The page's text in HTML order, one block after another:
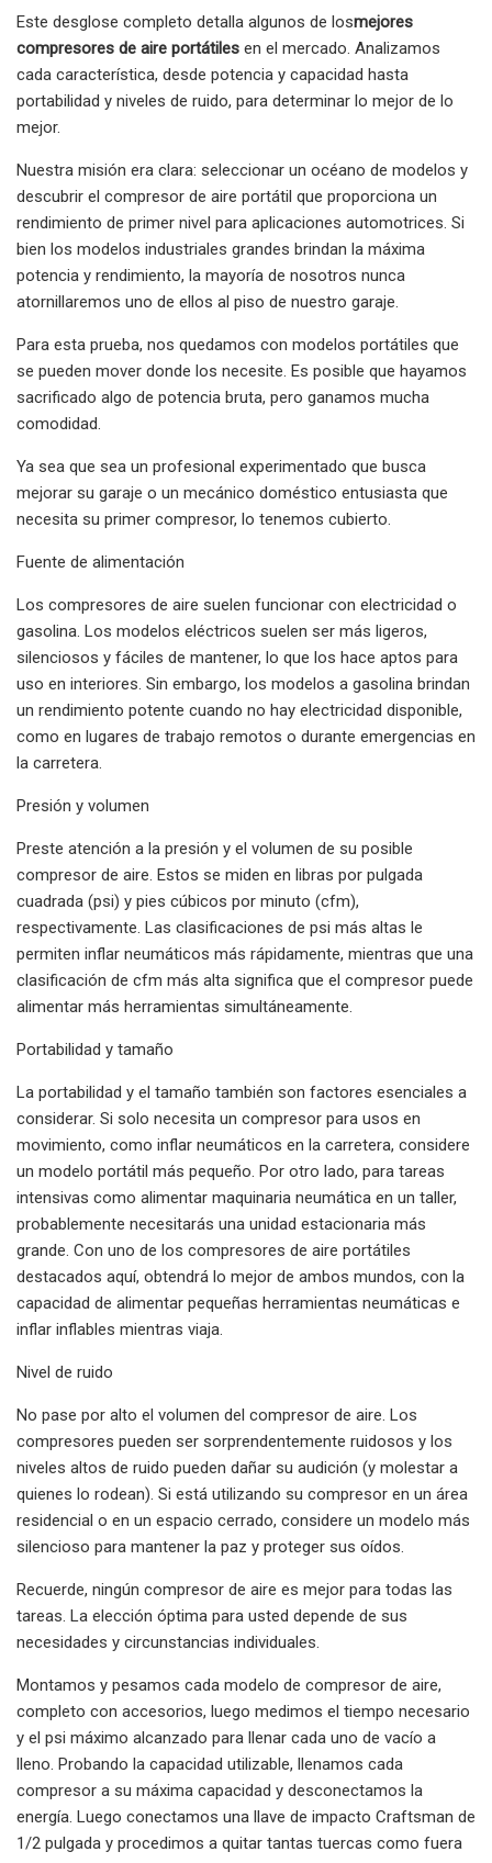
Este desglose completo detalla algunos de losmejores
compresores de aire portátiles en el mercado. Analizamos
cada característica, desde potencia y capacidad hasta
portabilidad y niveles de ruido, para determinar lo mejor de lo
mejor.
Nuestra misión era clara: seleccionar un océano de modelos y
descubrir el compresor de aire portátil que proporciona un
rendimiento de primer nivel para aplicaciones automotrices. Si
bien los modelos industriales grandes brindan la máxima
potencia y rendimiento, la mayoría de nosotros nunca
atornillaremos uno de ellos al piso de nuestro garaje.
Para esta prueba, nos quedamos con modelos portátiles que
se pueden mover donde los necesite. Es posible que hayamos
sacrificado algo de potencia bruta, pero ganamos mucha
comodidad.
Ya sea que sea un profesional experimentado que busca
mejorar su garaje o un mecánico doméstico entusiasta que
necesita su primer compresor, lo tenemos cubierto.
Fuente de alimentación
Los compresores de aire suelen funcionar con electricidad o
gasolina. Los modelos eléctricos suelen ser más ligeros,
silenciosos y fáciles de mantener, lo que los hace aptos para
uso en interiores. Sin embargo, los modelos a gasolina brindan
un rendimiento potente cuando no hay electricidad disponible,
como en lugares de trabajo remotos o durante emergencias en
la carretera.
Presión y volumen
Preste atención a la presión y el volumen de su posible
compresor de aire. Estos se miden en libras por pulgada
cuadrada (psi) y pies cúbicos por minuto (cfm),
respectivamente. Las clasificaciones de psi más altas le
permiten inflar neumáticos más rápidamente, mientras que una
clasificación de cfm más alta significa que el compresor puede
alimentar más herramientas simultáneamente.
Portabilidad y tamaño
La portabilidad y el tamaño también son factores esenciales a
considerar. Si solo necesita un compresor para usos en
movimiento, como inflar neumáticos en la carretera, considere
un modelo portátil más pequeño. Por otro lado, para tareas
intensivas como alimentar maquinaria neumática en un taller,
probablemente necesitarás una unidad estacionaria más
grande. Con uno de los compresores de aire portátiles
destacados aquí, obtendrá lo mejor de ambos mundos, con la
capacidad de alimentar pequeñas herramientas neumáticas e
inflar inflables mientras viaja.
Nivel de ruido
No pase por alto el volumen del compresor de aire. Los
compresores pueden ser sorprendentemente ruidosos y los
niveles altos de ruido pueden dañar su audición (y molestar a
quienes lo rodean). Si está utilizando su compresor en un área
residencial o en un espacio cerrado, considere un modelo más
silencioso para mantener la paz y proteger sus oídos.
Recuerde, ningún compresor de aire es mejor para todas las
tareas. La elección óptima para usted depende de sus
necesidades y circunstancias individuales.
Montamos y pesamos cada modelo de compresor de aire,
completo con accesorios, luego medimos el tiempo necesario
y el psi máximo alcanzado para llenar cada uno de vacío a
lleno. Probando la capacidad utilizable, llenamos cada
compresor a su máxima capacidad y desconectamos la
energía. Luego conectamos una llave de impacto Craftsman de
1/2 pulgada y procedimos a quitar tantas tuercas como fuera